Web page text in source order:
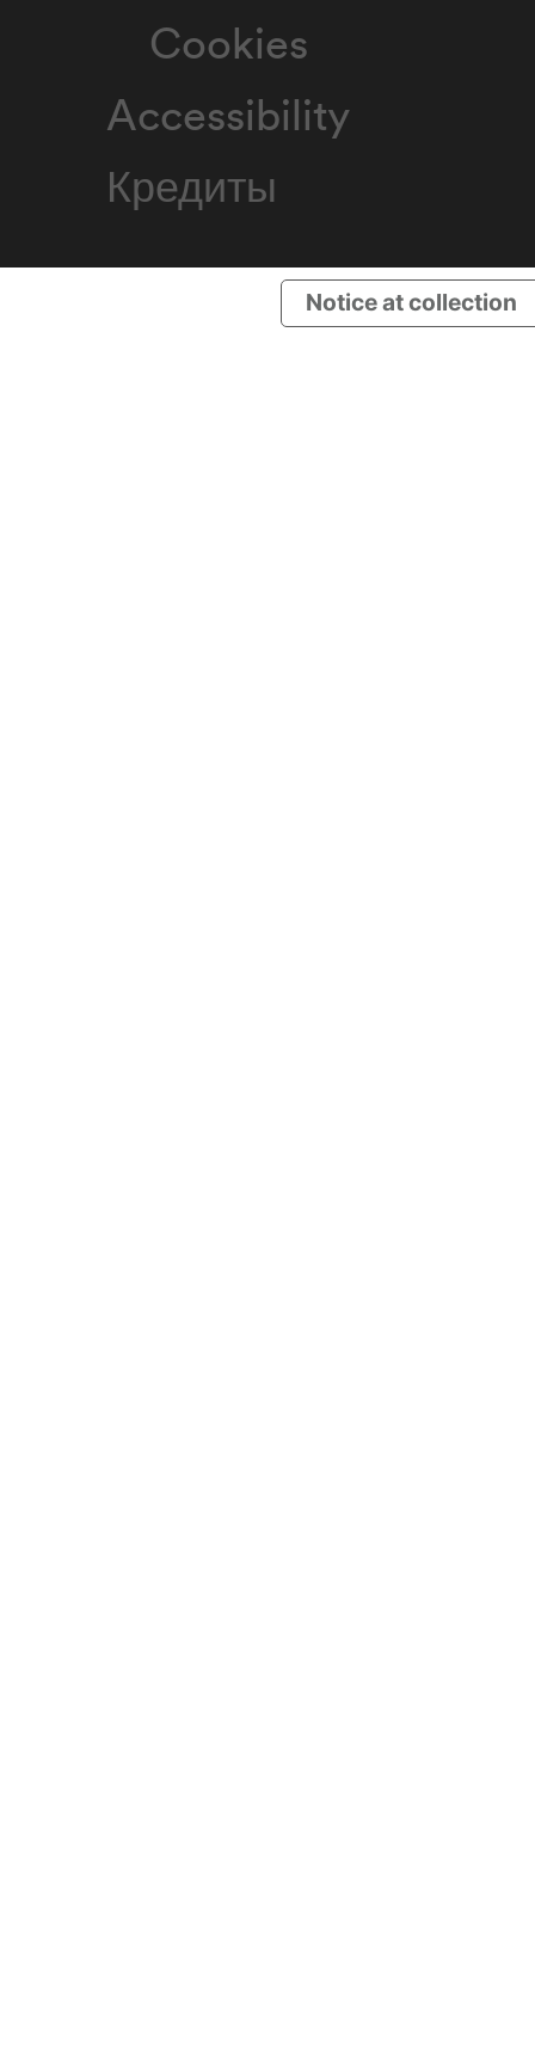
Cookies
Accessibility
Кредиты
Notice at collection